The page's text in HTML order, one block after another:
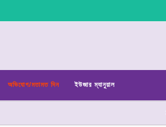
অভিযোগ/মতামত দিন ইউজার ম্যানুয়াল